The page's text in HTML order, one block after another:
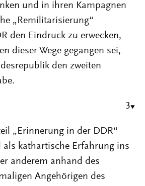
und in ihren Kampagnen
„Remilitarisierung“
den Eindruck zu erwecken,
dieser Wege gegangen sei,
den zweiten
3
„Erinnerung in der DDR“
als kathartische Erfahrung ins
anderem anhand des
Angehörigen des